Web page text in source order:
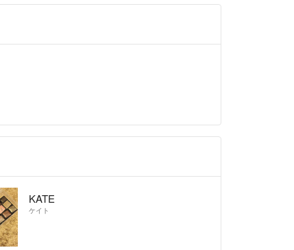
KATE
ケイト